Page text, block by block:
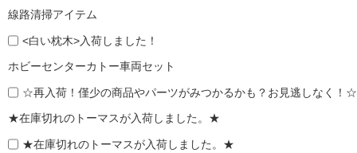
線路清掃アイテム
<白い枕木>入荷しました！
ホビーセンターカトー車両セット
☆再入荷！僅少の商品やパーツがみつかるかも？お見逃しなく！☆
★在庫切れのトーマスが入荷しました。★
★在庫切れのトーマスが入荷しました。★